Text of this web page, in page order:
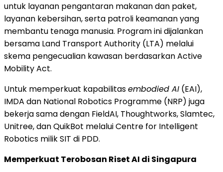
untuk layanan pengantaran makanan dan paket,
layanan kebersihan, serta patroli keamanan yang
membantu tenaga manusia. Program ini dijalankan
bersama Land Transport Authority (LTA) melalui
skema pengecualian kawasan berdasarkan Active
Mobility Act.
Untuk memperkuat kapabilitasembodied AI (EAI),
IMDA dan National Robotics Programme (NRP) juga
bekerja sama dengan FieldAI, Thoughtworks, Slamtec,
Unitree, dan QuikBot melalui Centre for Intelligent
Robotics milik SIT di PDD.
Memperkuat Terobosan Riset AI di Singapura